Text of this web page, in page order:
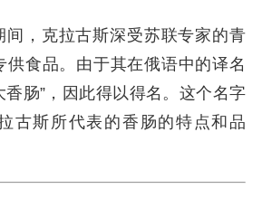
间，克拉古斯深受苏联专家的青
供食品。由于其在俄语中的译名
香肠”，因此得以得名。这个名字
古斯所代表的香肠的特点和品